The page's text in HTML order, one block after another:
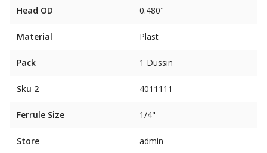
Head OD 0.480"
Material Plast
Pack 1 Dussin
Sku 2 4011111
Ferrule Size 1/4"
Store admin